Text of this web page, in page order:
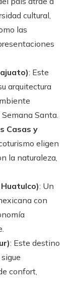
cultural,
las
: Este
arquitectura
Santa.
Casas y
eligen
la naturaleza,
: Un
con
: Este destino
confort,